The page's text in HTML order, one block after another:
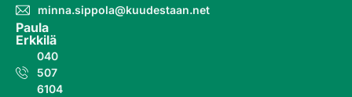
minna.sippola@kuudestaan.net
Paula
Erkkilä
040
507
6104